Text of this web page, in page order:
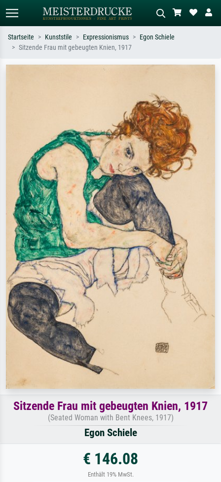
Ölgemälde, Stehender Akt neben einem
Baum.
Startseite Kunststile Expressionismus
Egon Schiele
Sitzende Frau mit gebeugten Knien, 1917
Sitzende Frau mit gebeugten Knien, 1917
(Seated Woman with Bent Knees, 1917)
Egon Schiele
€ 146.08
Enthält 19% MwSt.